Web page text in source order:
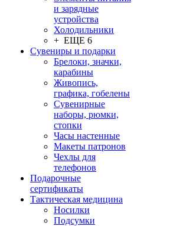
и зарядные
устройства
Холодильники
+ ЕЩЕ 6
Сувениры и подарки
Брелоки, значки,
карабины
Живопись,
графика, гобелены
Сувенирные
наборы, рюмки,
стопки
Часы настенные
Макеты патронов
Чехлы для
телефонов
Подарочные
сертификаты
Тактическая медицина
Носилки
Подсумки